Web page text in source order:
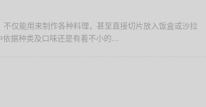
仅能用来制作各种料理，甚至直接切片放入饭盒或沙拉
据种类及口味还是有着不小的...